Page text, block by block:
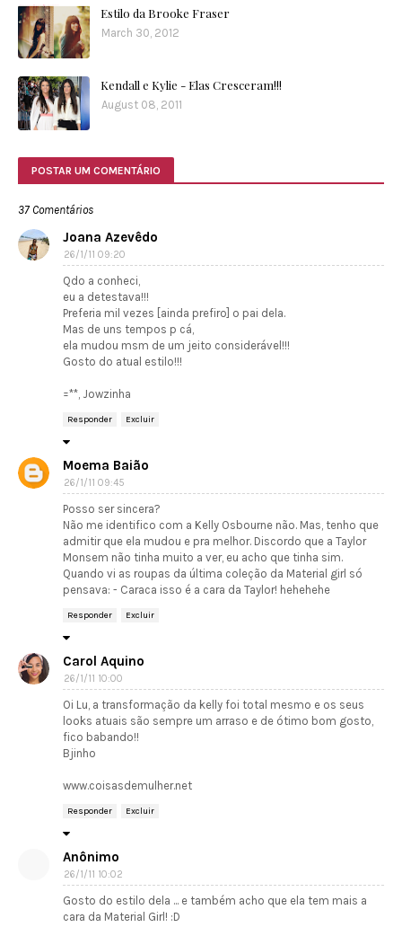
Estilo da Brooke Fraser
March 30, 2012
Kendall e Kylie - Elas Cresceram!!!
August 08, 2011
POSTAR UM COMENTÁRIO
37 Comentários
Joana Azevêdo
26/1/11 09:20
Qdo a conheci,
eu a detestava!!!
Preferia mil vezes [ainda prefiro] o pai dela.
Mas de uns tempos p cá,
ela mudou msm de um jeito considerável!!!
Gosto do atual estilo!!!
=**, Jowzinha
Responder Excluir
Moema Baião
26/1/11 09:45
Posso ser sincera?
Não me identifico com a Kelly Osbourne não. Mas, tenho que
admitir que ela mudou e pra melhor. Discordo que a Taylor
Monsem não tinha muito a ver, eu acho que tinha sim.
Quando vi as roupas da última coleção da Material girl só
pensava: - Caraca isso é a cara da Taylor! hehehehe
Responder Excluir
Carol Aquino
26/1/11 10:00
Oi Lu, a transformação da kelly foi total mesmo e os seus
looks atuais são sempre um arraso e de ótimo bom gosto,
fico babando!!
Bjinho
www.coisasdemulher.net
Responder Excluir
Anônimo
26/1/11 10:02
Gosto do estilo dela ... e também acho que ela tem mais a
cara da Material Girl! :D